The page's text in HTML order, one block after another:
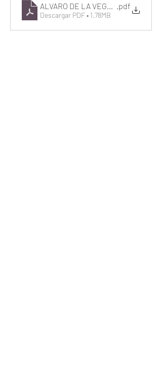
ALVARO DE LA VEGA COFFEE
.pdf
Descargar PDF • 1.78MB